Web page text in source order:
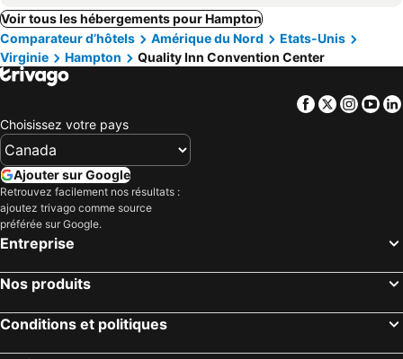
Voir tous les hébergements pour Hampton
Comparateur d’hôtels
Amérique du Nord
Etats-Unis
Virginie
Hampton Quality Inn Convention Center
Facebook
Twitter
Choisissez votre pays
Ajouter sur Google
Retrouvez facilement nos résultats :
ajoutez trivago comme source
préférée sur Google.
Entreprise
Nos produits
Conditions et politiques